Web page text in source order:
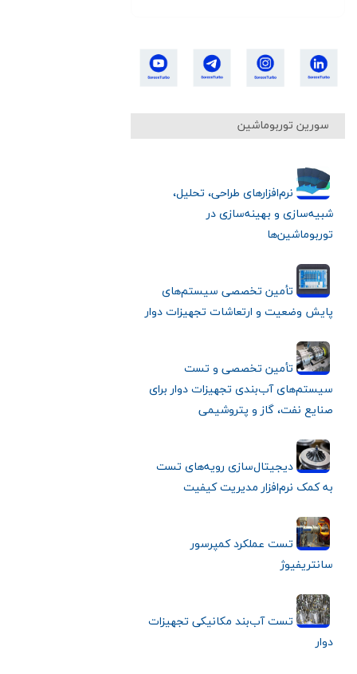
سورین توربوماشین
نرم‌افزارهای طراحی، تحلیل،
شبیه‌سازی و بهینه‌سازی در
توربوماشین‌ها
تأمین تخصصی سیستم‌های
پایش وضعیت و ارتعاشات تجهیزات دوار
تأمین تخصصی و تست
سیستم‌های آب‌بندی تجهیزات دوار برای
صنایع نفت، گاز و پتروشیمی
دیجیتال‌سازی رویه‌های تست
به کمک نرم‌افزار مدیریت کیفیت
تست عملکرد کمپرسور
سانتریفیوژ
تست آب‌بند مکانیکی تجهیزات
دوار